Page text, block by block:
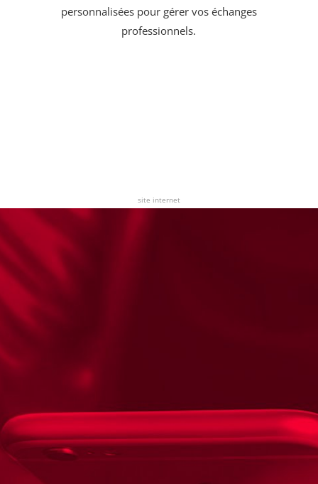
personnalisées pour gérer vos échanges
professionnels.
site internet